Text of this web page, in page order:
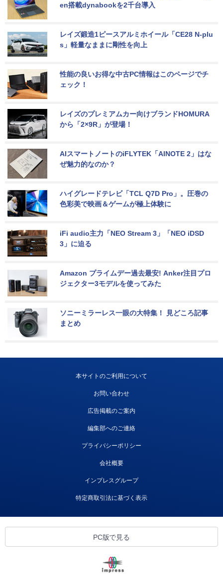
en搭載dynabookを2千台導入
レイズ鍛造1ピースアルミホイール「CE28 N-plu
s」軽量なままに剛性を向上
性能の良いお得な中古PC情報はこのページでチ
ェック！
レイズのプレミアムカー向けブランドHOMURA
から「2×9R」が登場！
AIスマートノートのiFLYTEK「AINOTE 2」はな
ぜ魅力的なのか？
ハイグレードテレビ「TCL Q7D Pro」。圧巻の
色彩美で映画＆ゲームが極上体験に
iFi audio主力「NEO Stream 3」「NEO iDSD
3」に迫る
Amazon プライムデー過去最安! Anker注目プロ
ジェクター3モデルを使ってみた
ソニーミラーレス一眼の大特集！ 見どころ記事
まとめ
本サイトのご利用について
お問い合わせ
広告掲載のご案内
編集部へのご連絡
プライバシーポリシー
会社概要
インプレスグループ
特定商取引法に基づく表示
PC版で見る